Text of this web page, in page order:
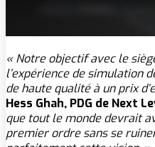
« Notre objectif avec le
l’expérience de simulation
de haute qualité à un prix
Hess Ghah, PDG de Next
que tout le monde devrait
premier ordre sans se